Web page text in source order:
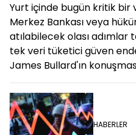
Yurt içinde bugün kritik bir
Merkez Bankası veya
atılabilecek olası adımlar
tek veri tüketici güven
James Bullard'ın
HABERLER